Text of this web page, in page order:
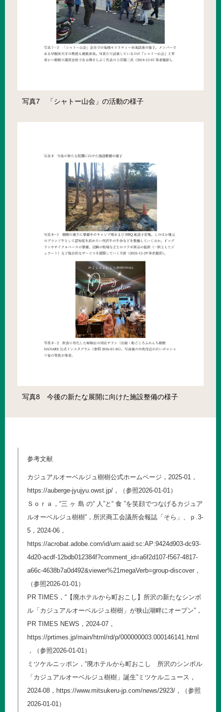
写真7 「シャトー山会」の活動の様子
写真8 今後の新たな展開に向けた施設整備の様子
参考文献
カジュアルオーベルジュ樹樹公式ホームページ，2025-01，
https://auberge-jyujyu.owst.jp/ ，（参照2026-01-01）
Ｓｏｒａ，“三 ヶ 島 の“ 人”と“ 食 ”を笑顔でつなげるカジュア
ルオーベルジュ樹樹”，所沢商工会議所会報誌「そら」、ｐ.3-
5，2024-06，
https://acrobat.adobe.com/id/urn:aaid:sc:AP:9424d903-dc93-
4d20-acdf-12bdb012384f?comment_id=a6f2d107-f567-4817-
a66c-4638b7a0d492&viewer%21megaVerb=group-discover ，
（参照2026-01-01）
PR TIMES，“【廃ホテルから町おこし】所沢の新たなシンボ
ル「カジュアルオーベルジュ樹樹」が狭山湖畔にオープン”，
PR TIMES NEWS，2024-07，
https://prtimes.jp/main/html/rd/p/000000003.000146141.html
，（参照2026-01-01）
ミツケルニッポン，“廃ホテルから町おこし 所沢のシンボル
「カジュアルオーベルジュ樹樹」誕生”ミツケルニュース，
2024-08， https://www.mitsukeru-jp.com/news/2923/ ，（参照
2026-01-01）